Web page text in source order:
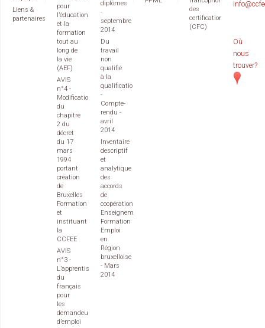
Liens &
partenaires
pour
l’éducation
et la
formation
tout au
long de
la vie
(AEF)
AVIS
n°4 -
Modification
du
chapitre
2 du
décret
du 17
mars
1994
portant
création
de
Bruxelles
Formation
et
instituant
la
CCFEE
AVIS
n°3 -
L’apprentissage
du
français
pour
les
demandeurs
d’emploi
diplômes
-
septembre
2014
Du
travail
non
qualifié
à la
qualification
-
Compte-
rendu -
avril
2014
Inventaire
descriptif
et
analytique
des
accords
de
coopération
Enseignement
Formation
Emploi
en
Région
bruxelloise
- Mars
2014
des
certifications
(CFC)
Où
nous
trouver?